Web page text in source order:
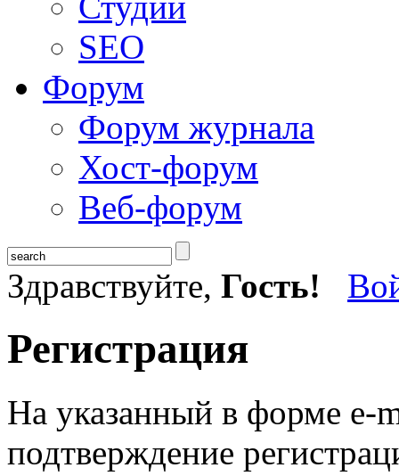
SEO
Форум
Форум журнала
Хост-форум
Веб-форум
Здравствуйте, Гость!
Регистрация
На указанный в форме e-
подтверждение